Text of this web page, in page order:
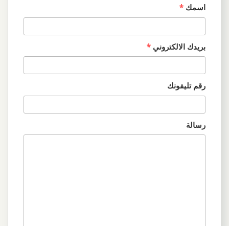
اسمك *
بريدك الالكتروني *
رقم تليفونك
رسالة